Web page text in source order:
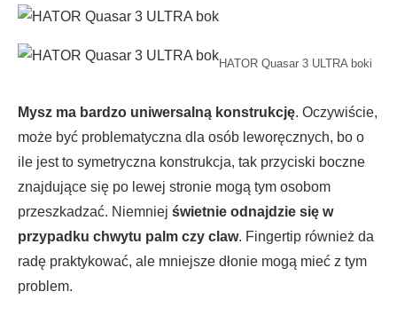
HATOR Quasar 3 ULTRA boki
Mysz ma bardzo uniwersalną konstrukcję. Oczywiście,
może być problematyczna dla osób leworęcznych, bo o
ile jest to symetryczna konstrukcja, tak przyciski boczne
znajdujące się po lewej stronie mogą tym osobom
przeszkadzać. Niemniej świetnie odnajdzie się w
przypadku chwytu palm czy claw. Fingertip również da
radę praktykować, ale mniejsze dłonie mogą mieć z tym
problem.